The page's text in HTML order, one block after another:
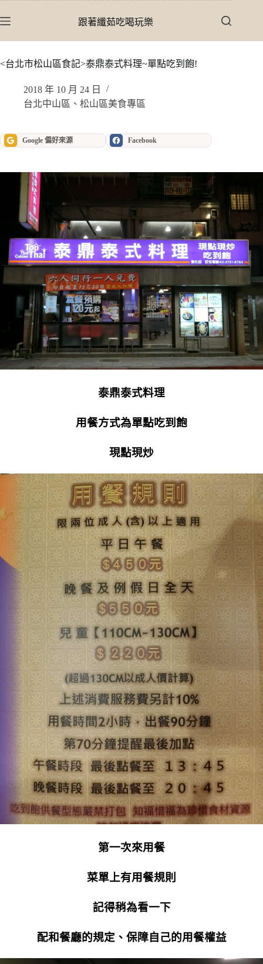
至
內
跟著纖茹吃喝玩樂
<台北市松山區食記>泰鼎泰式料理~單點吃到飽!
2018 年 10 月 24 日
台北中山區、松山區美食專區
Google 偏好來源 Facebook
泰鼎泰式料理
用餐方式為單點吃到飽
現點現炒
第一次來用餐
菜單上有用餐規則
記得稍為看一下
配和餐廳的規定、保障自己的用餐權益